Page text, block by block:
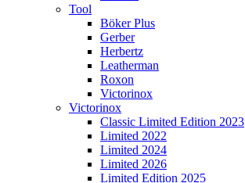
Tool
Böker Plus
Gerber
Herbertz
Leatherman
Roxon
Victorinox
Victorinox
Classic Limited Edition 2023
Limited 2022
Limited 2024
Limited 2026
Limited Edition 2025